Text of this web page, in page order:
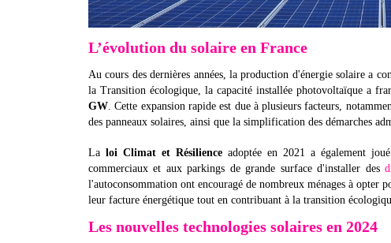
L’évolution du solaire en France
Au cours des dernières années, la production d'énergie solaire a
la Transition écologique, la capacité installée photovoltaïque a
GW . Cette expansion rapide est due à plusieurs facteurs,
des panneaux solaires, ainsi que la simplification des démarches
La loi Climat et Résilienceadoptée en 2021 a également
commerciaux et aux parkings de grande surface d'installer des
l'autoconsommation ont encouragé de nombreux ménages à opter
leur facture énergétique tout en contribuant à la transition
Les nouvelles technologies solaires en 2024